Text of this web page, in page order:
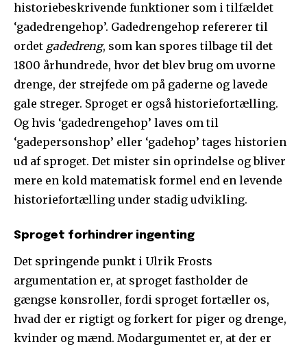
historiebeskrivende funktioner som i tilfældet
‘gadedrengehop’. Gadedrengehop refererer til
ordet gadedreng, som kan spores tilbage til det
1800 århundrede, hvor det blev brug om uvorne
drenge, der strejfede om på gaderne og lavede
gale streger. Sproget er også historiefortælling.
Og hvis ‘gadedrengehop’ laves om til
‘gadepersonshop’ eller ‘gadehop’ tages historien
ud af sproget. Det mister sin oprindelse og bliver
mere en kold matematisk formel end en levende
historiefortælling under stadig udvikling.
Sproget forhindrer ingenting
Det springende punkt i Ulrik Frosts
argumentation er, at sproget fastholder de
gængse kønsroller, fordi sproget fortæller os,
hvad der er rigtigt og forkert for piger og drenge,
kvinder og mænd. Modargumentet er, at der er